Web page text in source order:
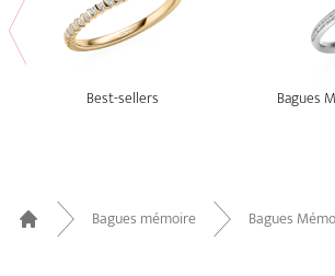
Best-sellers Bagues
Home
Bagues mémoire Bagues